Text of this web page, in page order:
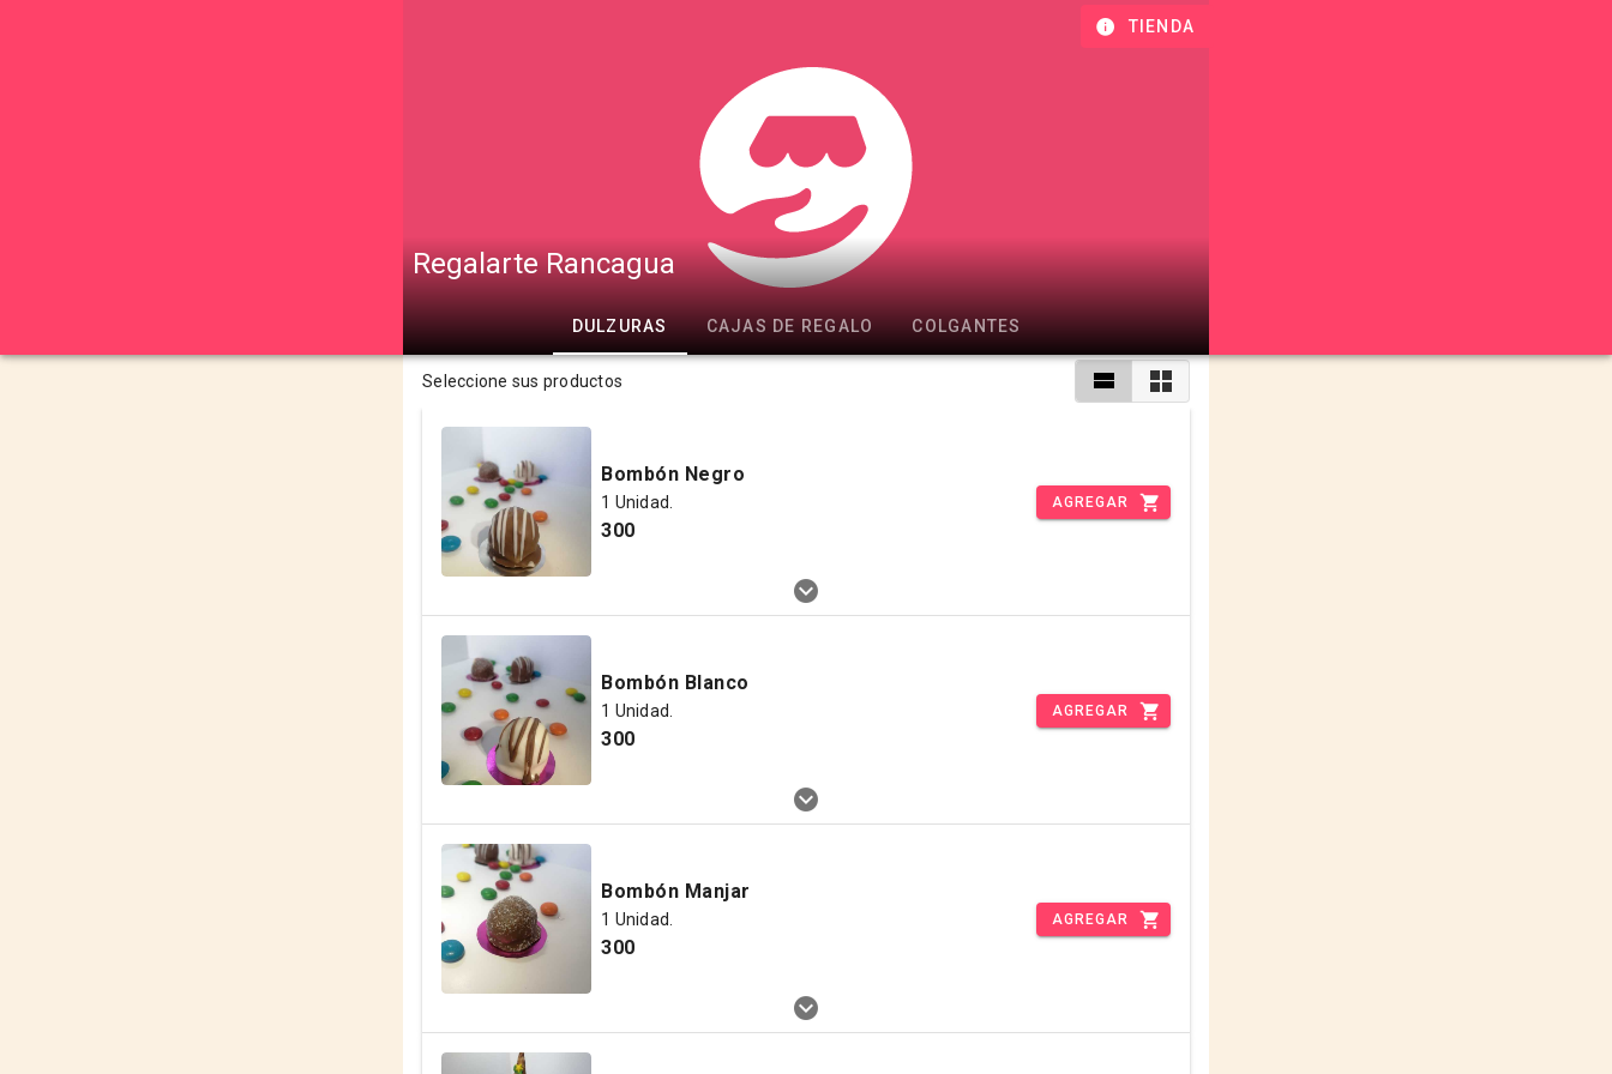
Regalarte Rancagua
TIENDA
DULZURAS CAJAS DE REGALO COLGANTES
Seleccione sus productos
Bombón Negro
1 Unidad.
300
AGREGAR
Bombón Blanco
1 Unidad.
300
AGREGAR
Bombón Manjar
1 Unidad.
300
AGREGAR